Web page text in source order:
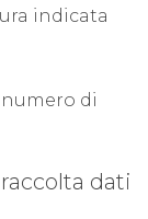
indicata
di
dati